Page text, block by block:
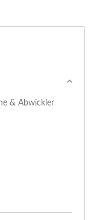
& Abwickler